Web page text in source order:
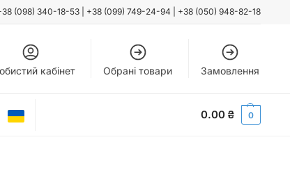
(098) 340-18-53 +38 (099) 749-24-94 +38 (050) 948-82-18
кабінет Обрані товари Замовлення
0.00 ₴ 0